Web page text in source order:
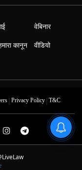
कानून
वेबिनार
वीडियो
| Privacy Policy| T&C